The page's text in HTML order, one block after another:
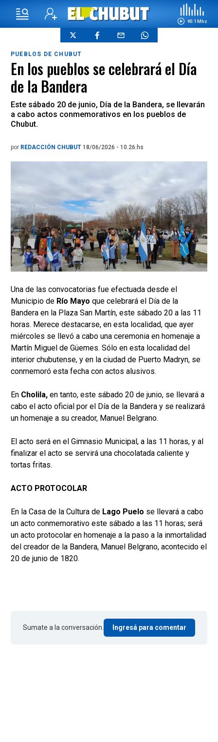
90.1 Mhz
PUEBLOS DE CHUBUT
En los pueblos se celebrará el Día
de la Bandera
Este sábado 20 de junio, Día de la Bandera, se llevarán
a cabo actos conmemorativos en los pueblos de
Chubut.
por REDACCIÓN CHUBUT 18/06/2026 - 10.26.hs
Una de las convocatorias fue efectuada desde el
Municipio de Río Mayo que celebrará el Día de la
Bandera en la Plaza San Martín, este sábado 20 a las 11
horas. Merece destacarse, en esta localidad, que ayer
miércoles se llevó a cabo una ceremonia en homenaje a
Martín Miguel de Güemes. Sólo en esta localidad del
interior chubutense, y en la ciudad de Puerto Madryn, se
conmemoró esta fecha con actos alusivos.
En Cholila, en tanto, este sábado 20 de junio, se llevará a
cabo el acto oficial por el Día de la Bandera y se realizará
un homenaje a su creador, Manuel Belgrano.
El acto será en el Gimnasio Municipal, a las 11 horas, y al
finalizar el acto se servirá una chocolatada caliente y
tortas fritas.
ACTO PROTOCOLAR
En la Casa de la Cultura de Lago Puelo se llevará a cabo
un acto conmemorativo este sábado a las 11 horas; será
un acto protocolar en homenaje a la paso a la inmortalidad
del creador de la Bandera, Manuel Belgrano, acontecido el
20 de junio de 1820.
Sumate a la conversación. Ingresá para comentar